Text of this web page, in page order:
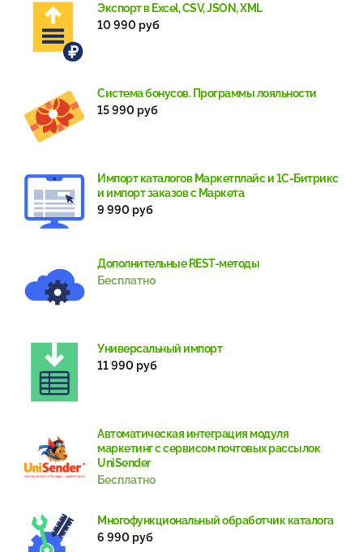
Экспорт в Excel, CSV, JSON, XML
10 990 руб
Система бонусов. Программы лояльности
15 990 руб
Импорт каталогов Маркетплайс и 1С-Битрикс
и импорт заказов с Маркета
9 990 руб
Дополнительные REST-методы
Бесплатно
Универсальный импорт
11 990 руб
Автоматическая интеграция модуля
маркетинг с сервисом почтовых рассылок
UniSender
Бесплатно
Многофункциональный обработчик каталога
6 990 руб